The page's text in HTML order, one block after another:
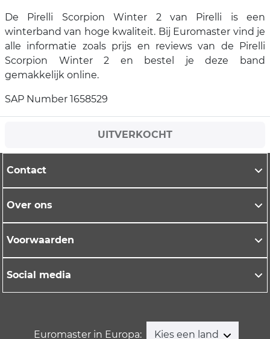
De Pirelli Scorpion Winter 2 van Pirelli is een
winterband van hoge kwaliteit. Bij Euromaster vind je
alle informatie zoals prijs en reviews van de Pirelli
Scorpion Winter 2 en bestel je deze band
gemakkelijk online.
SAP Number 1658529
UITVERKOCHT
Contact
Over ons
Voorwaarden
Social media
Euromaster in Europa: Kies een land